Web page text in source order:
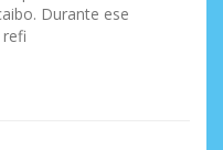
Durante ese